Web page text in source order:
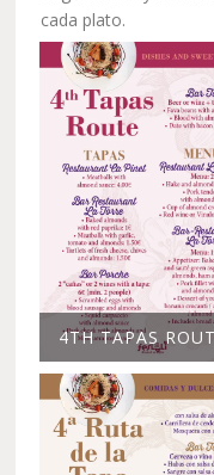
cada plato.
4TH TAPAS